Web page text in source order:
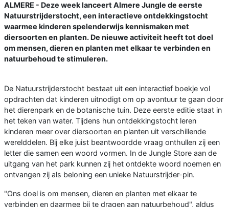
ALMERE - Deze week lanceert Almere Jungle de eerste
Natuurstrijderstocht, een interactieve ontdekkingstocht
waarmee kinderen spelenderwijs kennismaken met
diersoorten en planten. De nieuwe activiteit heeft tot doel
om mensen, dieren en planten met elkaar te verbinden en
natuurbehoud te stimuleren.
De Natuurstrijderstocht bestaat uit een interactief boekje vol
opdrachten dat kinderen uitnodigt om op avontuur te gaan door
het dierenpark en de botanische tuin. Deze eerste editie staat in
het teken van water. Tijdens hun ontdekkingstocht leren
kinderen meer over diersoorten en planten uit verschillende
werelddelen. Bij elke juist beantwoordde vraag onthullen zij een
letter die samen een woord vormen. In de Jungle Store aan de
uitgang van het park kunnen zij het ontdekte woord noemen en
ontvangen zij als beloning een unieke Natuurstrijder-pin.
"Ons doel is om mensen, dieren en planten met elkaar te
verbinden en daarmee bij te dragen aan natuurbehoud", aldus